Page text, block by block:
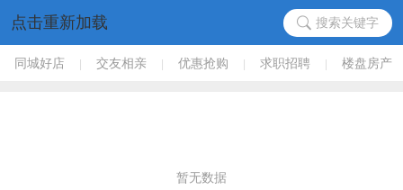
点击重新加载 搜索关键字
同城好店 交友相亲 优惠抢购 求职招聘 楼盘房产
暂无数据